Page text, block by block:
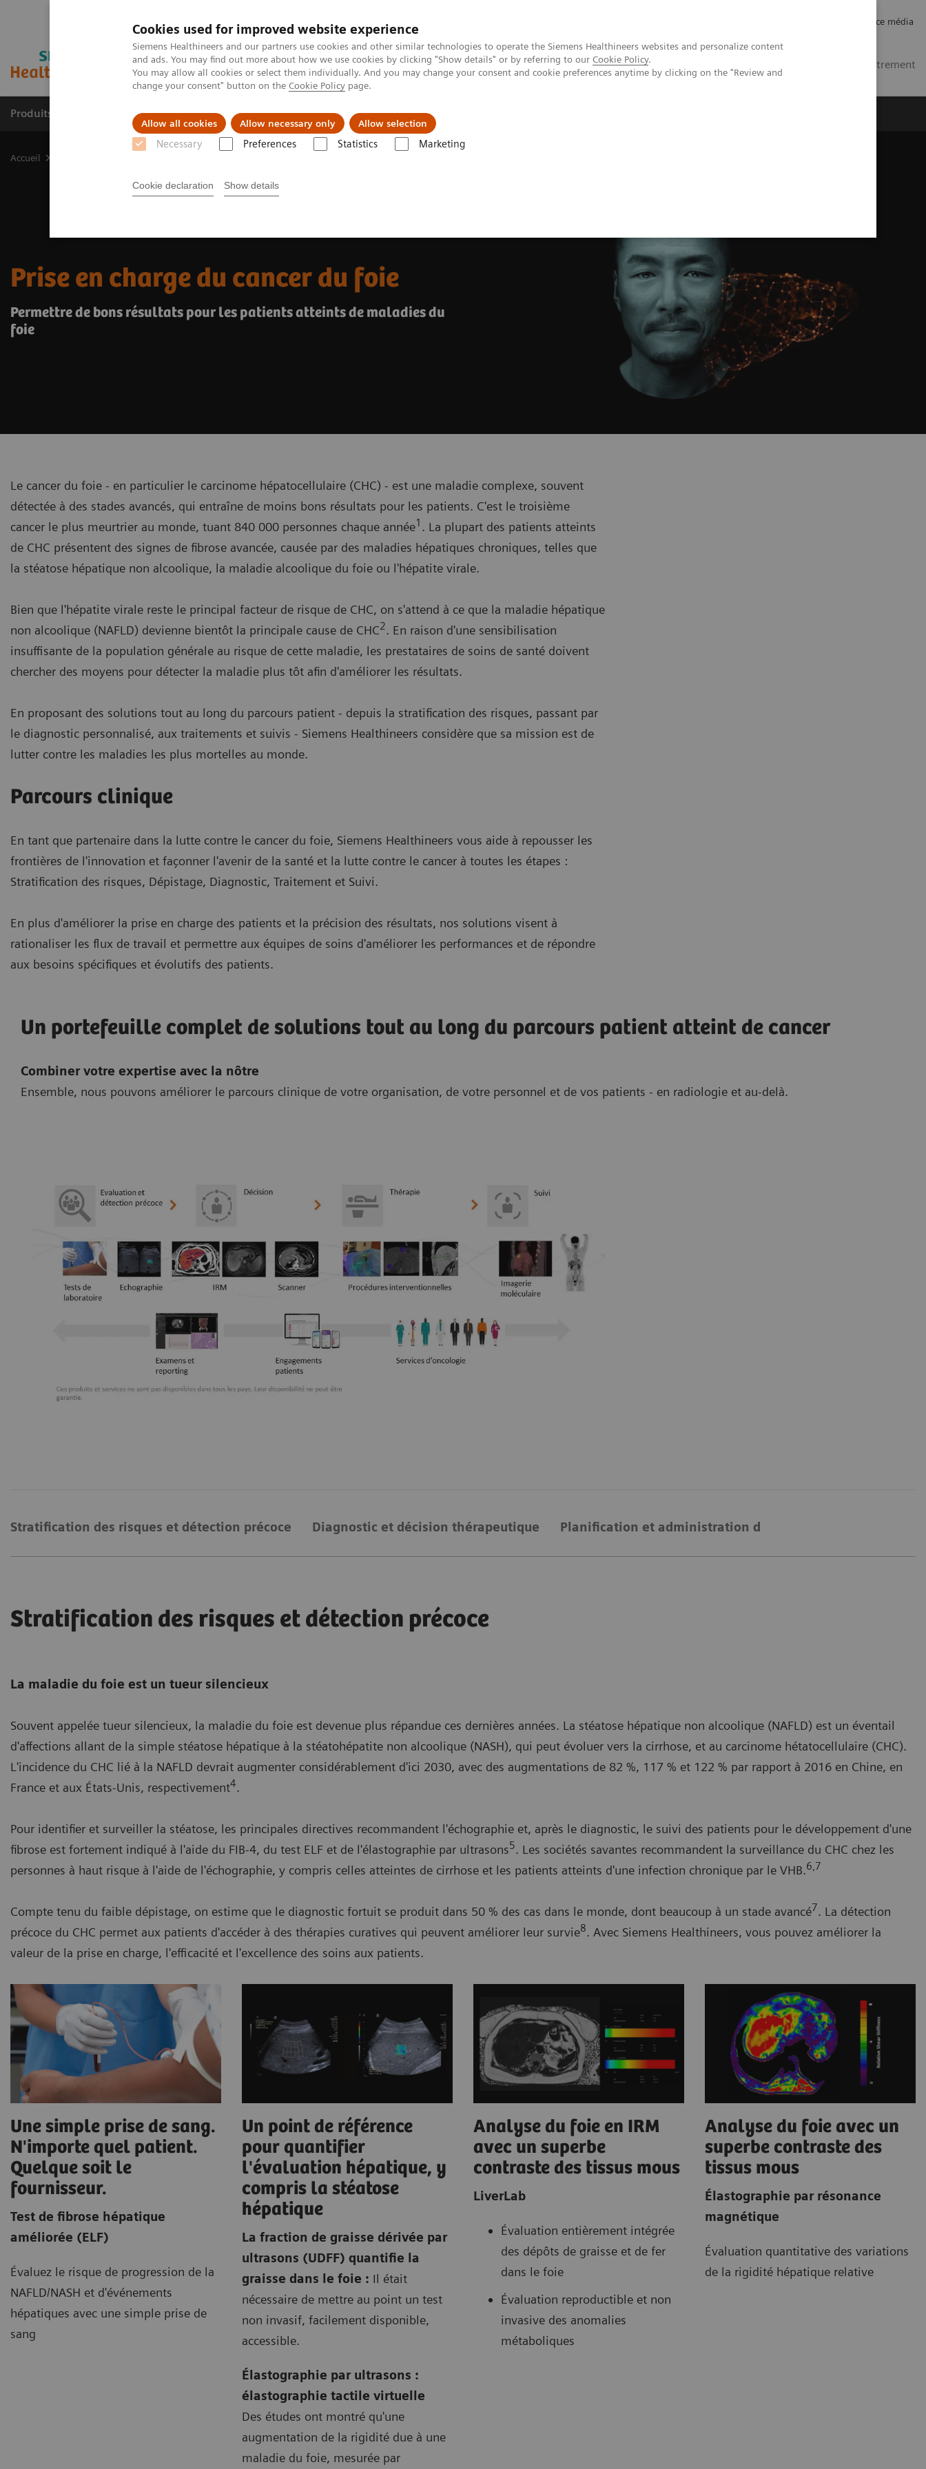
Cookies used for improved website experience
Siemens Healthineers and our partners use cookies and other similar technologies to operate the Siemens Healthineers websites and personalize content
and ads. You may find out more about how we use cookies by clicking "Show details" or by referring to our Cookie Policy.
You may allow all cookies or select them individually. And you may change your consent and cookie preferences anytime by clicking on the "Review and
change your consent" button on the Cookie Policy page.
Allow all cookies Allow necessary only Allow selection
Necessary Preferences Statistics Marketing
Cookie declaration Show details
Espace média
FR Se connecter / Enregistrement
Produits & services Spécialités cliniques Formations & Accompagnement
Accueil
Prise en charge du cancer du foie
Permettre de bons résultats pour les patients atteints de maladies du
foie
Le cancer du foie - en particulier le carcinome hépatocellulaire (CHC) - est une maladie complexe, souvent
détectée à des stades avancés, qui entraîne de moins bons résultats pour les patients. C'est le troisième
cancer le plus meurtrier au monde, tuant 840 000 personnes chaque année1 . La plupart des patients atteints
de CHC présentent des signes de fibrose avancée, causée par des maladies hépatiques chroniques, telles que
la stéatose hépatique non alcoolique, la maladie alcoolique du foie ou l'hépatite virale.
Bien que l'hépatite virale reste le principal facteur de risque de CHC, on s'attend à ce que la maladie hépatique
non alcoolique (NAFLD) devienne bientôt la principale cause de CHC2. En raison d'une sensibilisation
insuffisante de la population générale au risque de cette maladie, les prestataires de soins de santé doivent
chercher des moyens pour détecter la maladie plus tôt afin d'améliorer les résultats.
En proposant des solutions tout au long du parcours patient - depuis la stratification des risques, passant par
le diagnostic personnalisé, aux traitements et suivis - Siemens Healthineers considère que sa mission est de
lutter contre les maladies les plus mortelles au monde.
Parcours clinique
En tant que partenaire dans la lutte contre le cancer du foie, Siemens Healthineers vous aide à repousser les
frontières de l'innovation et façonner l'avenir de la santé et la lutte contre le cancer à toutes les étapes :
Stratification des risques, Dépistage, Diagnostic, Traitement et Suivi.
En plus d'améliorer la prise en charge des patients et la précision des résultats, nos solutions visent à
rationaliser les flux de travail et permettre aux équipes de soins d'améliorer les performances et de répondre
aux besoins spécifiques et évolutifs des patients.
Un portefeuille complet de solutions tout au long du parcours patient atteint de cancer
Combiner votre expertise avec la nôtre
Ensemble, nous pouvons améliorer le parcours clinique de votre organisation, de votre personnel et de vos patients - en radiologie et au-delà.
Stratification des risques et détection précoce Diagnostic et décision thérapeutique Planification et administration du traitement
Stratification des risques et détection précoce
La maladie du foie est un tueur silencieux
Souvent appelée tueur silencieux, la maladie du foie est devenue plus répandue ces dernières années. La stéatose hépatique non alcoolique (NAFLD) est un éventail
d'affections allant de la simple stéatose hépatique à la stéatohépatite non alcoolique (NASH), qui peut évoluer vers la cirrhose, et au carcinome hétatocellulaire (CHC).
L'incidence du CHC lié à la NAFLD devrait augmenter considérablement d'ici 2030, avec des augmentations de 82 %, 117 % et 122 % par rapport à 2016 en Chine, en
France et aux États-Unis, respectivement4.
Pour identifier et surveiller la stéatose, les principales directives recommandent l'échographie et, après le diagnostic, le suivi des patients pour le développement d'une
fibrose est fortement indiqué à l'aide du FIB-4, du test ELF et de l'élastographie par ultrasons5. Les sociétés savantes recommandent la surveillance du CHC chez les
personnes à haut risque à l'aide de l'échographie, y compris celles atteintes de cirrhose et les patients atteints d'une infection chronique par le VHB.6,7
Compte tenu du faible dépistage, on estime que le diagnostic fortuit se produit dans 50 % des cas dans le monde, dont beaucoup à un stade avancé7. La détection
précoce du CHC permet aux patients d'accéder à des thérapies curatives qui peuvent améliorer leur survie8. Avec Siemens Healthineers, vous pouvez améliorer la
valeur de la prise en charge, l'efficacité et l'excellence des soins aux patients.
Une simple prise de sang.
N'importe quel patient.
Quelque soit le
fournisseur.
Test de fibrose hépatique
améliorée (ELF)
Évaluez le risque de progression de la
NAFLD/NASH et d'événements
hépatiques avec une simple prise de
sang
Un point de référence
pour quantifier
l'évaluation hépatique, y
compris la stéatose
hépatique
La fraction de graisse dérivée par
ultrasons (UDFF) quantifie la
graisse dans le foie : Il était
nécessaire de mettre au point un test
non invasif, facilement disponible,
accessible.
Élastographie par ultrasons :
élastographie tactile virtuelle
Des études ont montré qu'une
augmentation de la rigidité due à une
maladie du foie, mesurée par
Analyse du foie en IRM
avec un superbe
contraste des tissus mous
LiverLab
Évaluation entièrement intégrée
des dépôts de graisse et de fer
dans le foie
Évaluation reproductible et non
invasive des anomalies
métaboliques
Analyse du foie avec un
superbe contraste des
tissus mous
Élastographie par résonance
magnétique
Évaluation quantitative des variations
de la rigidité hépatique relative